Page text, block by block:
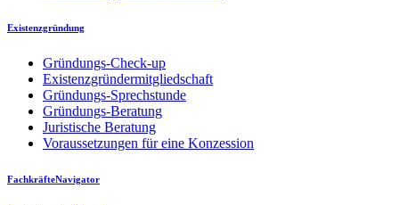
Existenzgründung
Gründungs-Check-up
Existenzgründermitgliedschaft
Gründungs-Sprechstunde
Gründungs-Beratung
Juristische Beratung
Voraussetzungen für eine Konzession
FachkräfteNavigator